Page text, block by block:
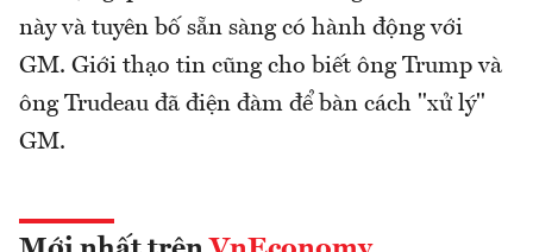
này và tuyên bố sẵn sàng có hành động với
GM. Giới thạo tin cũng cho biết ông Trump và
ông Trudeau đã điện đàm để bàn cách "xử lý"
GM.